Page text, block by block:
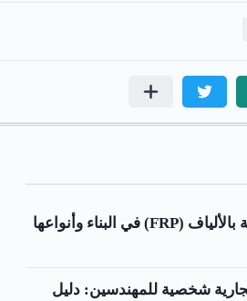
البوليمرات المسلحة بالألياف (FRP) في البناء وأنواعها
شخصية للمهندسين: دليل